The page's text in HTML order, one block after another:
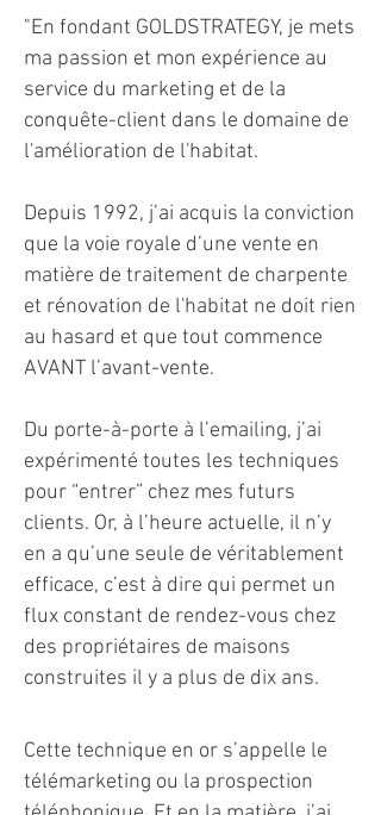
"En fondant GOLDSTRATEGY, je mets
ma passion et mon expérience au
service du marketing et de la
conquête-client dans le domaine de
l'amélioration de l'habitat.
Depuis 1992, j’ai acquis la conviction
que la voie royale d’une vente en
matière de traitement de charpente
et rénovation de l'habitat ne doit rien
au hasard et que tout commence
AVANT l’avant-vente.
Du porte-à-porte à l’emailing, j’ai
expérimenté toutes les techniques
pour “entrer” chez mes futurs
clients. Or, à l’heure actuelle, il n’y
en a qu’une seule de véritablement
efficace, c’est à dire qui permet un
flux constant de rendez-vous chez
des propriétaires de maisons
construites il y a plus de dix ans.
Cette technique en or s’appelle le
télémarketing ou la prospection